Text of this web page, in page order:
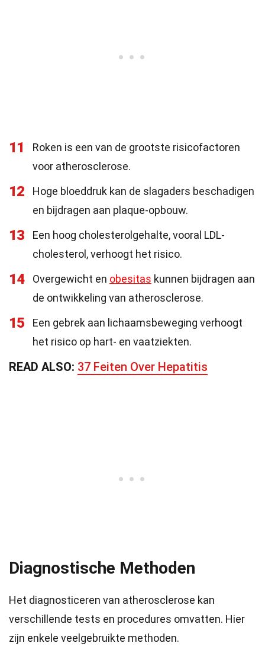
11
Roken is een van de grootste risicofactoren
voor atherosclerose.
12
Hoge bloeddruk kan de slagaders beschadigen
en bijdragen aan plaque-opbouw.
13
Een hoog cholesterolgehalte, vooral LDL-
cholesterol, verhoogt het risico.
14 Overgewicht en obesitas kunnen bijdragen aan
de ontwikkeling van atherosclerose.
15
Een gebrek aan lichaamsbeweging verhoogt
het risico op hart- en vaatziekten.
READ ALSO: 37 Feiten Over Hepatitis
Diagnostische Methoden
Het diagnosticeren van atherosclerose kan
verschillende tests en procedures omvatten. Hier
zijn enkele veelgebruikte methoden.